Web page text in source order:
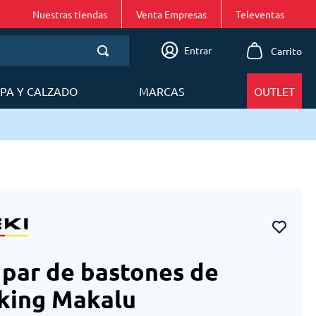
Nuestras tiendas Venta Empresas
Entrar
Y CALZADO MARCAS OUTLET
de bastones de
Makalu